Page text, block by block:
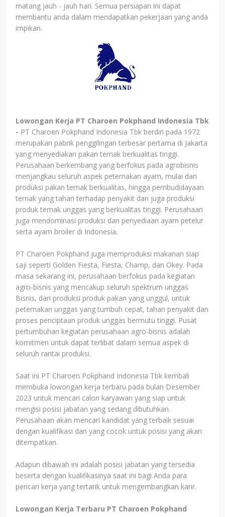
matang jauh - jauh hari. Semua persiapan ini dapat
membantu anda dalam mendapatkan pekerjaan yang anda
impikan.
Lowongan Kerja PT Charoen Pokphand Indonesia Tbk
- PT Charoen Pokphand Indonesia Tbk berdiri pada 1972
merupakan pabrik penggilingan terbesar pertama di Jakarta
yang menyediakan pakan ternak berkualitas tinggi.
Perusahaan berkembang yang berfokus pada agrobisnis
menjangkau seluruh aspek peternakan ayam, mulai dari
produksi pakan ternak berkualitas, hingga pembudidayaan
ternak yang tahan terhadap penyakit dan juga produksi
produk ternak unggas yang berkualitas tinggi. Perusahaan
juga mendominasi produksi dan penyediaan ayam petelur
serta ayam broiler di Indonesia.
PT Charoen Pokphand juga memproduksi makanan siap
saji seperti Golden Fiesta, Fiesta, Champ, dan Okey. Pada
masa sekarang ini, perusahaan berfokus pada kegiatan
agro-bisnis yang mencakup seluruh spektrum unggas
Bisnis, dari produksi produk pakan yang unggul, untuk
peternakan unggas yang tumbuh cepat, tahan penyakit dan
proses penciptaan produk unggas bermutu tinggi. Pusat
pertumbuhan kegiatan perusahaan agro-bisnis adalah
komitmen untuk dapat terlibat dalam semua aspek di
seluruh rantai produksi.
Saat ini PT Charoen Pokphand Indonesia Tbk kembali
membuka lowongan kerja terbaru pada bulan Desember
2023 untuk mencari calon karyawan yang siap untuk
mengisi posisi jabatan yang sedang dibutuhkan.
Perusahaan akan mencari kandidat yang terbaik sesuai
dengan kualifikasi dan yang cocok untuk posisi yang akan
ditempatkan.
Adapun dibawah ini adalah posisi jabatan yang tersedia
beserta dengan kualifikasinya saat ini bagi Anda para
pencari kerja yang tertarik untuk mengembangkan karir.
Lowongan Kerja Terbaru PT Charoen Pokphand